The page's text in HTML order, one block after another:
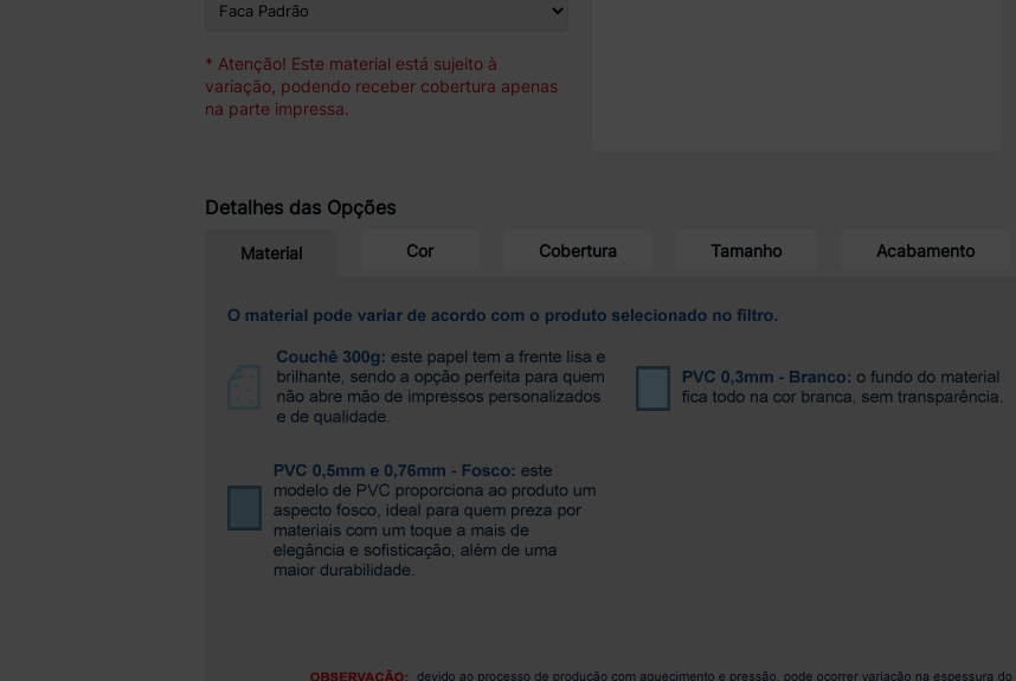
* Atenção! Este material está sujeito à
variação, podendo receber cobertura apenas
na parte impressa.
Detalhes das Opções
Material Cor Cobertura Tamanho Acabamento